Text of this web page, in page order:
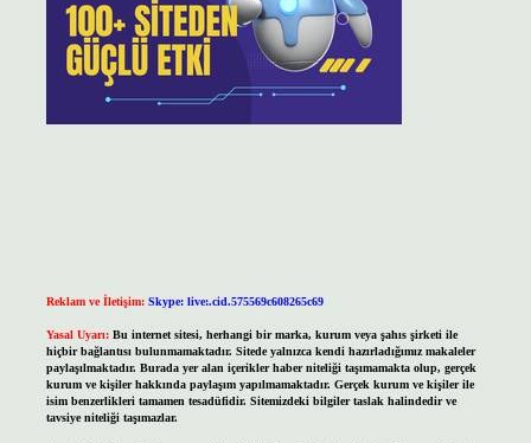
Reklam ve İletişim: Skype: live:.cid.575569c608265c69
Yasal Uyarı: Bu internet sitesi, herhangi bir marka, kurum veya şahıs şirketi ile
hiçbir bağlantısı bulunmamaktadır. Sitede yalnızca kendi hazırladığımız makaleler
paylaşılmaktadır. Burada yer alan içerikler haber niteliği taşımamakta olup, gerçek
kurum ve kişiler hakkında paylaşım yapılmamaktadır. Gerçek kurum ve kişiler ile
isim benzerlikleri tamamen tesadüfidir. Sitemizdeki bilgiler taslak halindedir ve
tavsiye niteliği taşımazlar.